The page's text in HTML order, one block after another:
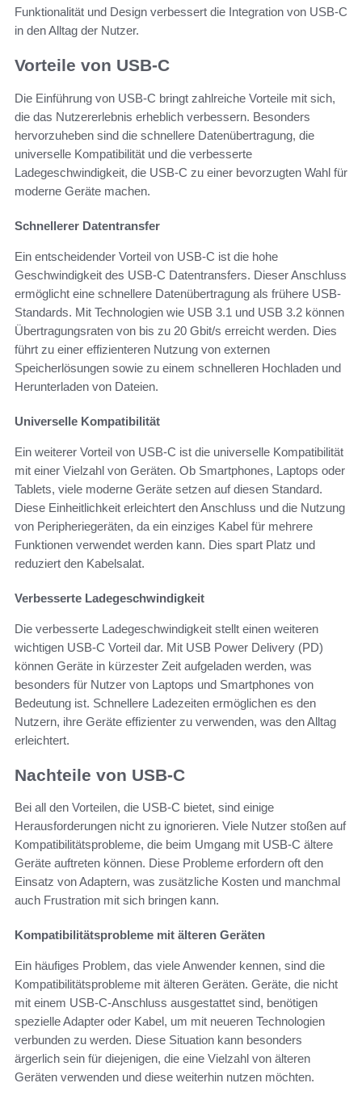
Funktionalität und Design verbessert die Integration von USB-C
in den Alltag der Nutzer.
Vorteile von USB-C
Die Einführung von USB-C bringt zahlreiche Vorteile mit sich,
die das Nutzererlebnis erheblich verbessern. Besonders
hervorzuheben sind die schnellere Datenübertragung, die
universelle Kompatibilität und die verbesserte
Ladegeschwindigkeit, die USB-C zu einer bevorzugten Wahl für
moderne Geräte machen.
Schnellerer Datentransfer
Ein entscheidender Vorteil von USB-C ist die hohe
Geschwindigkeit des USB-C Datentransfers. Dieser Anschluss
ermöglicht eine schnellere Datenübertragung als frühere USB-
Standards. Mit Technologien wie USB 3.1 und USB 3.2 können
Übertragungsraten von bis zu 20 Gbit/s erreicht werden. Dies
führt zu einer effizienteren Nutzung von externen
Speicherlösungen sowie zu einem schnelleren Hochladen und
Herunterladen von Dateien.
Universelle Kompatibilität
Ein weiterer Vorteil von USB-C ist die universelle Kompatibilität
mit einer Vielzahl von Geräten. Ob Smartphones, Laptops oder
Tablets, viele moderne Geräte setzen auf diesen Standard.
Diese Einheitlichkeit erleichtert den Anschluss und die Nutzung
von Peripheriegeräten, da ein einziges Kabel für mehrere
Funktionen verwendet werden kann. Dies spart Platz und
reduziert den Kabelsalat.
Verbesserte Ladegeschwindigkeit
Die verbesserte Ladegeschwindigkeit stellt einen weiteren
wichtigen USB-C Vorteil dar. Mit USB Power Delivery (PD)
können Geräte in kürzester Zeit aufgeladen werden, was
besonders für Nutzer von Laptops und Smartphones von
Bedeutung ist. Schnellere Ladezeiten ermöglichen es den
Nutzern, ihre Geräte effizienter zu verwenden, was den Alltag
erleichtert.
Nachteile von USB-C
Bei all den Vorteilen, die USB-C bietet, sind einige
Herausforderungen nicht zu ignorieren. Viele Nutzer stoßen auf
Kompatibilitätsprobleme, die beim Umgang mit USB-C ältere
Geräte auftreten können. Diese Probleme erfordern oft den
Einsatz von Adaptern, was zusätzliche Kosten und manchmal
auch Frustration mit sich bringen kann.
Kompatibilitätsprobleme mit älteren Geräten
Ein häufiges Problem, das viele Anwender kennen, sind die
Kompatibilitätsprobleme mit älteren Geräten. Geräte, die nicht
mit einem USB-C-Anschluss ausgestattet sind, benötigen
spezielle Adapter oder Kabel, um mit neueren Technologien
verbunden zu werden. Diese Situation kann besonders
ärgerlich sein für diejenigen, die eine Vielzahl von älteren
Geräten verwenden und diese weiterhin nutzen möchten.